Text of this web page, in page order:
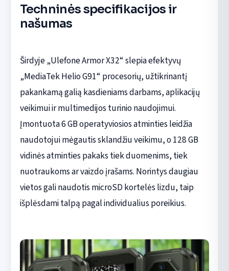
Techninės specifikacijos ir
našumas
Širdyje „Ulefone Armor X32“ slepia efektyvų
„MediaTek Helio G91“ procesorių, užtikrinantį
pakankamą galią kasdieniams darbams, aplikacijų
veikimui ir multimedijos turinio naudojimui.
Įmontuota 6 GB operatyviosios atminties leidžia
naudotojui mėgautis sklandžiu veikimu, o 128 GB
vidinės atminties pakaks tiek duomenims, tiek
nuotraukoms ar vaizdo įrašams. Norintys daugiau
vietos gali naudotis microSD kortelės lizdu, taip
išplėsdami talpą pagal individualius poreikius.